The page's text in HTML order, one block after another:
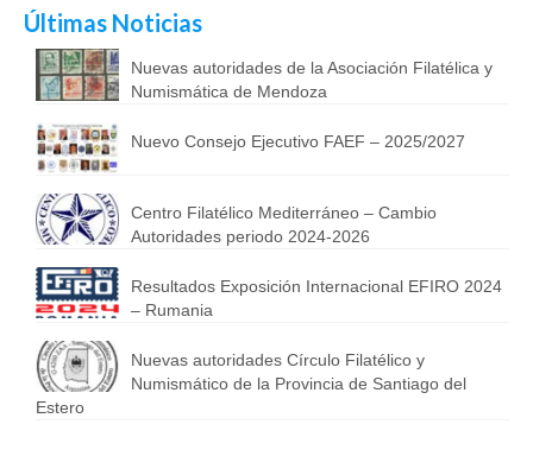
Últimas Noticias
Nuevas autoridades de la Asociación Filatélica y
Numismática de Mendoza
Nuevo Consejo Ejecutivo FAEF – 2025/2027
Centro Filatélico Mediterráneo – Cambio
Autoridades periodo 2024-2026
Resultados Exposición Internacional EFIRO 2024
– Rumania
Nuevas autoridades Círculo Filatélico y
Numismático de la Provincia de Santiago del
Estero